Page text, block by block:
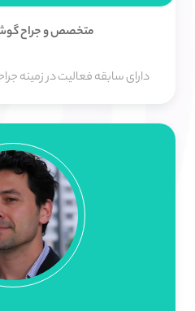
متخصص و جراح
دارای سابقه فعالیت در زمینه